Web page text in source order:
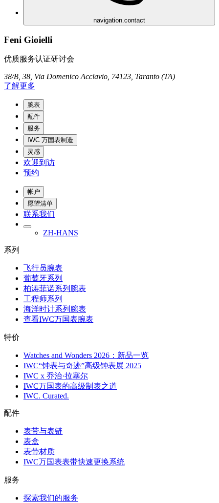
navigation.contact
Feni Gioielli
优质服务认证研讨会
38/B, 38, Via Domenico Acclavio, 74123, Taranto (TA)
了解更多
腕表
配件
服务
IWC 万国表制造
灵感
欢迎到访
预约
帐户
愿望清单
联系我们
ZH-HANS
系列
飞行员腕表
葡萄牙系列
柏涛菲诺系列腕表
工程师系列
海洋时计系列腕表
查看IWC万国表腕表
特价
Watches and Wonders 2026：新品一览
IWC“钟表与奇迹”高级钟表展 2025
IWC x 乔治·拉塞尔
IWC万国表的高级制表之道
IWC. Curated.
配件
表带与表链
表盒
表带材质
IWC万国表表带快速更换系统
服务
探索我们的服务